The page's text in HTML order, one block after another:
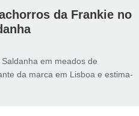
da Frankie no
em meados de
da marca em Lisboa e estima-